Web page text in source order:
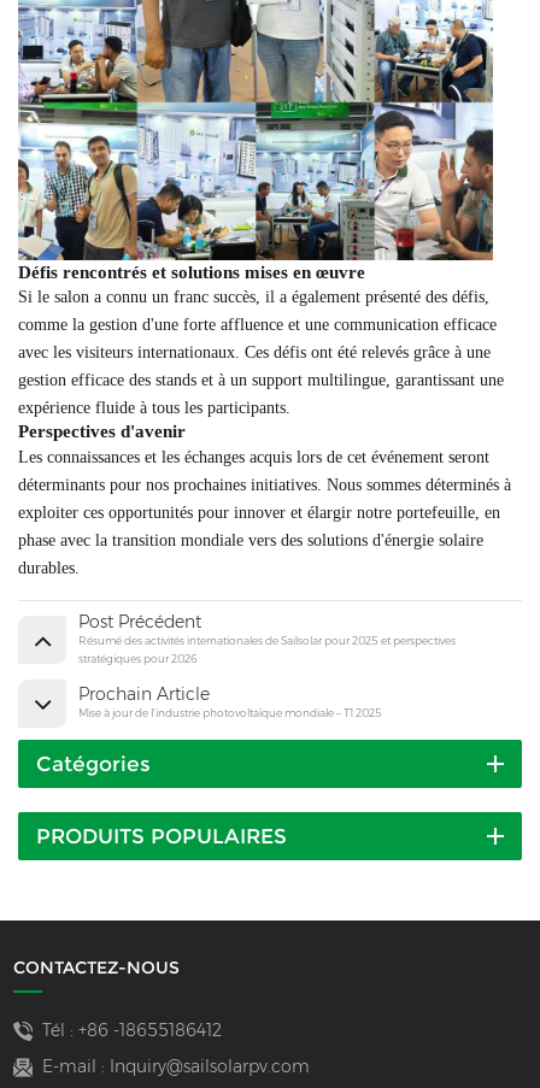
Défis rencontrés et solutions mises en œuvre
Si le salon a connu un franc succès, il a également présenté des défis,
comme la gestion d'une forte affluence et une communication efficace
avec les visiteurs internationaux. Ces défis ont été relevés grâce à une
gestion efficace des stands et à un support multilingue, garantissant une
expérience fluide à tous les participants.
Perspectives d'avenir
Les connaissances et les échanges acquis lors de cet événement seront
déterminants pour nos prochaines initiatives. Nous sommes déterminés à
exploiter ces opportunités pour innover et élargir notre portefeuille, en
phase avec la transition mondiale vers des solutions d'énergie solaire
durables.
Post Précédent
Résumé des activités internationales de Sailsolar pour 2025 et perspectives
stratégiques pour 2026
Prochain Article
Mise à jour de l'industrie photovoltaïque mondiale – T1 2025
Catégories
PRODUITS POPULAIRES
CONTACTEZ-NOUS
Tél : +86 -18655186412
E-mail :
Inquiry@sailsolarpv.com